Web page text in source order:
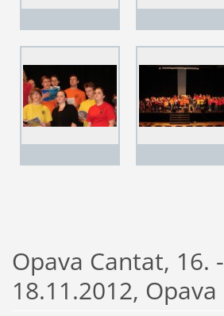
Opava Cantat, 16. -
18.11.2012, Opava